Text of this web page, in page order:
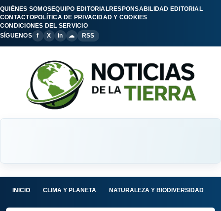
QUIÉNES SOMOSEQUIPO EDITORIALRESPONSABILIDAD EDITORIAL
CONTACTOPOLÍTICA DE PRIVACIDAD Y COOKIES
CONDICIONES DEL SERVICIO
SÍGUENOS
f X in ☁ RSS
INICIO CLIMA Y PLANETA NATURALEZA Y BIODIVERSIDAD